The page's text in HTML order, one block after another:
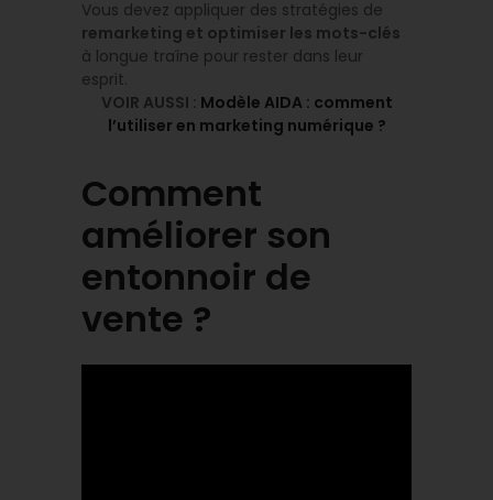
Vous devez appliquer des stratégies de
remarketing et optimiser les mots-clés
à longue traîne pour rester dans leur
esprit.
VOIR AUSSI : Modèle AIDA : comment
l’utiliser en marketing numérique ?
Comment
améliorer son
entonnoir de
vente ?